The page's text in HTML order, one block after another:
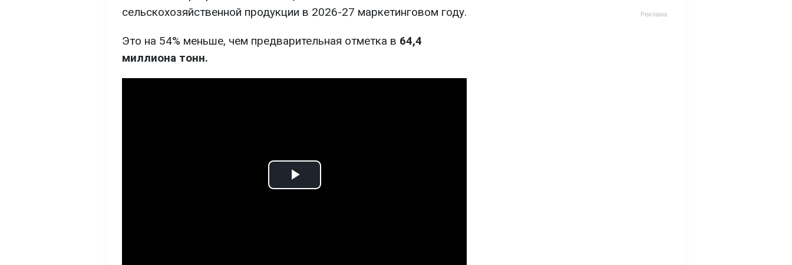
сельскохозяйственной продукции в 2026-27 маркетинговом году.
Это на 54% меньше, чем предварительная отметка в 64,4
миллиона тонн.
Play